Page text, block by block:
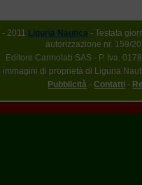
2011 Liguria Nautica - Testata
autorizzazione nr. 159/
Editore Carmolab SAS - P. Iva.
immagini di proprietà di Liguria
Pubblicità -Contatti -